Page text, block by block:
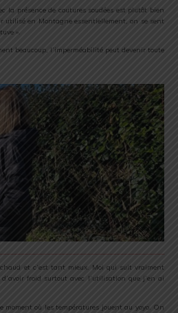
la présence de coutures soudées est plutôt bien
utilisé en Montagne essentiellement, on se sent
».
beaucoup, l’imperméabilité peut devenir toute
et c’est tant mieux. Moi qui suit vraiment
froid surtout avec l’utilisation que j’en ai
où les températures jouent au yoyo. On